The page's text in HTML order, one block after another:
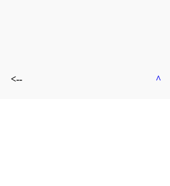
<-- ^